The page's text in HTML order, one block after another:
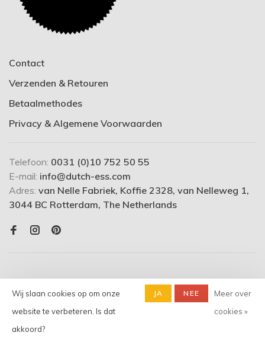
Contact
Verzenden & Retouren
Betaalmethodes
Privacy & Algemene Voorwaarden
Telefoon: 0031 (0)10 752 50 55
E-mail: info@dutch-ess.com
Adres: van Nelle Fabriek, Koffie 2328, van Nelleweg 1,
3044 BC Rotterdam, The Netherlands
© Copyright 2026 dutch-ess.com
Theme by
Wij slaan cookies op om onze
website te verbeteren. Is dat
akkoord?
JA NEE
Meer over
cookies »